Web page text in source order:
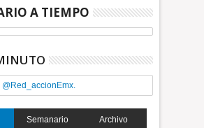
A TIEMPO
Semanario Archivo